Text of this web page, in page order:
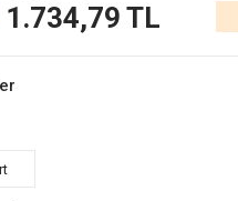
1.734,79 TL